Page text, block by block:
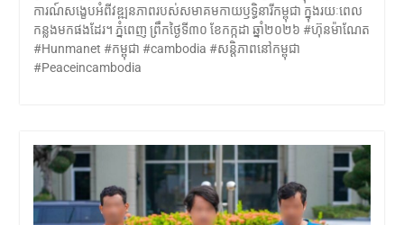
ការណ៍សង្ខេបអំពីវឌ្ឍនភាពរបស់សមាគមកាយឫទ្ធិនារីកម្ពុជា ក្នុងរយៈពេល
កន្លងមកផងដែរ។ ភ្នំពេញ ព្រឹកថ្ងៃទី៣០ ខែកក្កដា ឆ្នាំ២០២៦ #ហ៊ុនម៉ាណែត
#Hunmanet #កម្ពុជា #cambodia #សន្តិភាពនៅកម្ពុជា
#Peaceincambodia